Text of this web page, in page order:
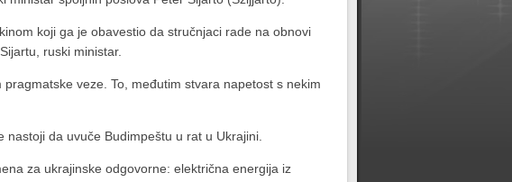
koji ga je obavestio da stručnjaci rade na obnovi
ruski ministar.
veze. To, međutim stvara napetost s nekim
da uvuče Budimpeštu u rat u Ukrajini.
za ukrajinske odgovorne: električna energija iz